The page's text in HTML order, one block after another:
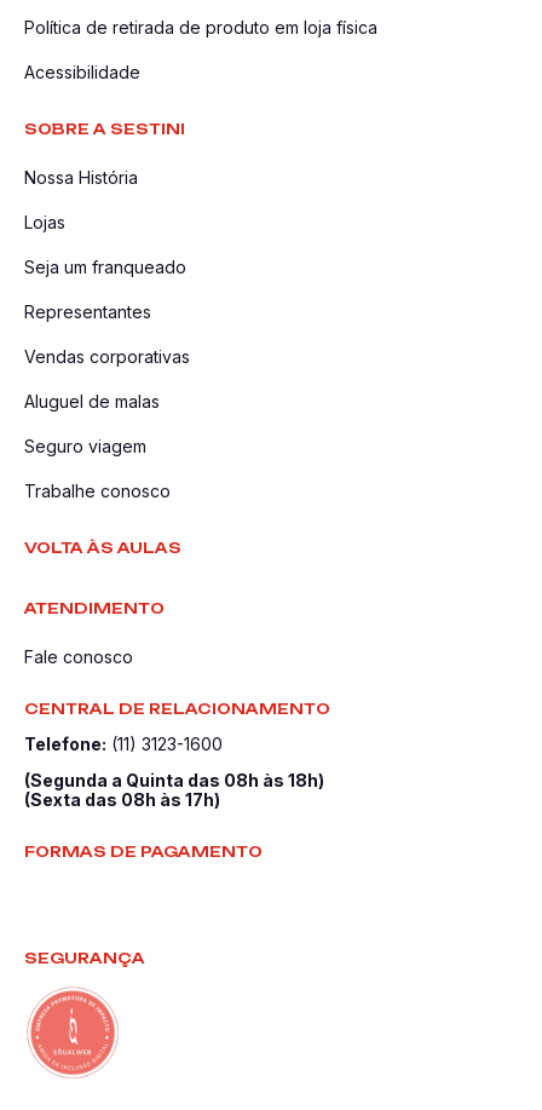
Política de retirada de produto em loja física
Acessibilidade
SOBRE A SESTINI
Nossa História
Lojas
Seja um franqueado
Representantes
Vendas corporativas
Aluguel de malas
Seguro viagem
Trabalhe conosco
VOLTA ÀS AULAS
ATENDIMENTO
Fale conosco
CENTRAL DE RELACIONAMENTO
Telefone: (11) 3123-1600
(Segunda a Quinta das 08h às 18h)
(Sexta das 08h às 17h)
FORMAS DE PAGAMENTO
SEGURANÇA